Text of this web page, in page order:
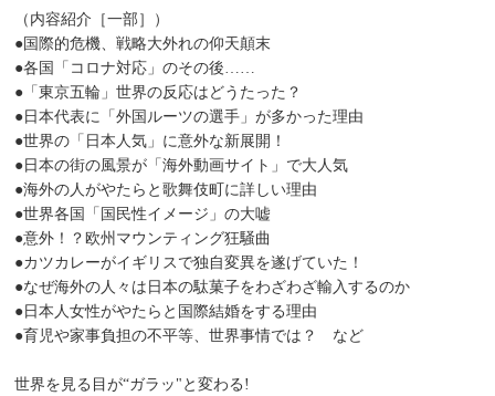
（内容紹介［一部］）
●国際的危機、戦略大外れの仰天顛末
●各国「コロナ対応」のその後……
●「東京五輪」世界の反応はどうたった？
●日本代表に「外国ルーツの選手」が多かった理由
●世界の「日本人気」に意外な新展開！
●日本の街の風景が「海外動画サイト」で大人気
●海外の人がやたらと歌舞伎町に詳しい理由
●世界各国「国民性イメージ」の大嘘
●意外！？欧州マウンティング狂騒曲
●カツカレーがイギリスで独自変異を遂げていた！
●なぜ海外の人々は日本の駄菓子をわざわざ輸入するのか
●日本人女性がやたらと国際結婚をする理由
●育児や家事負担の不平等、世界事情では？ など
世界を見る目が“ガラッ"と変わる!